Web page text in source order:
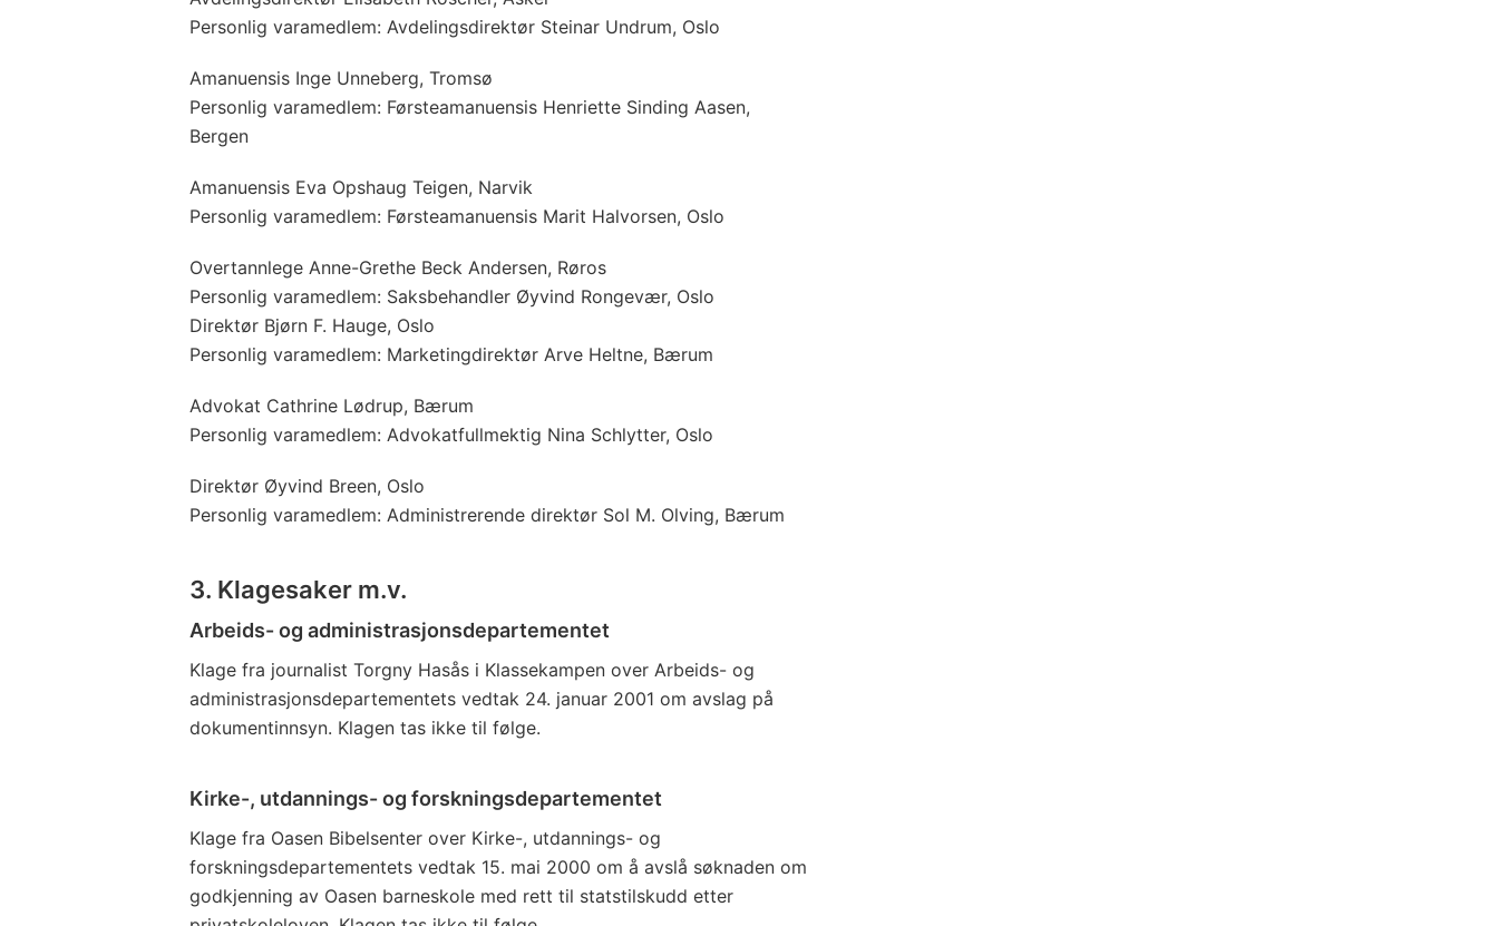
Personlig varamedlem: Avdelingsdirektør Steinar Undrum, Oslo
Amanuensis Inge Unneberg, Tromsø
Personlig varamedlem: Førsteamanuensis Henriette Sinding Aasen,
Bergen
Amanuensis Eva Opshaug Teigen, Narvik
Personlig varamedlem: Førsteamanuensis Marit Halvorsen, Oslo
Overtannlege Anne-Grethe Beck Andersen, Røros
Personlig varamedlem: Saksbehandler Øyvind Rongevær, Oslo
Direktør Bjørn F. Hauge, Oslo
Personlig varamedlem: Marketingdirektør Arve Heltne, Bærum
Advokat Cathrine Lødrup, Bærum
Personlig varamedlem: Advokatfullmektig Nina Schlytter, Oslo
Direktør Øyvind Breen, Oslo
Personlig varamedlem: Administrerende direktør Sol M. Olving, Bærum
3. Klagesaker m.v.
Arbeids- og administrasjonsdepartementet
Klage fra journalist Torgny Hasås i Klassekampen over Arbeids- og
administrasjonsdepartementets vedtak 24. januar 2001 om avslag på
dokumentinnsyn. Klagen tas ikke til følge.
Kirke-, utdannings- og forskningsdepartementet
Klage fra Oasen Bibelsenter over Kirke-, utdannings- og
forskningsdepartementets vedtak 15. mai 2000 om å avslå søknaden om
godkjenning av Oasen barneskole med rett til statstilskudd etter